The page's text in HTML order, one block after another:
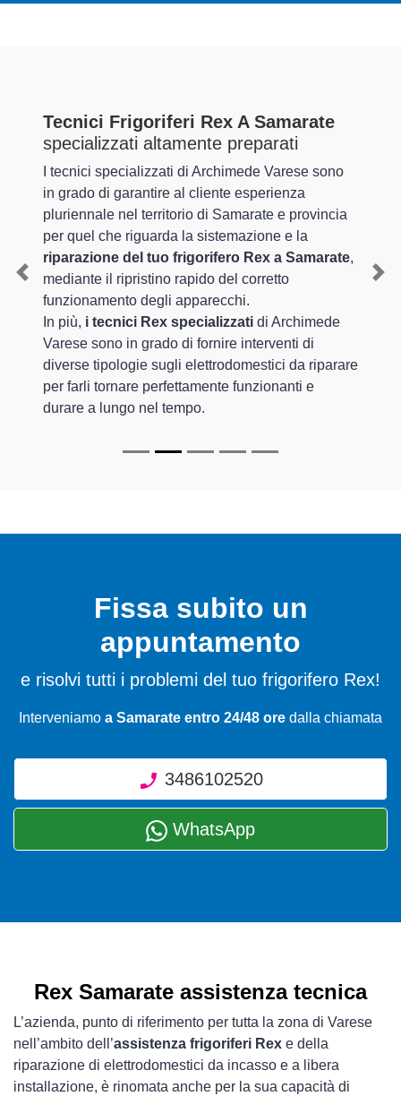
Tecnici Frigoriferi Rex A Samarate
specializzati altamente preparati
I tecnici specializzati di Archimede Varese sono
in grado di garantire al cliente esperienza
pluriennale nel territorio di Samarate e provincia
per quel che riguarda la sistemazione e la
riparazione del tuo frigorifero Rex a Samarate,
mediante il ripristino rapido del corretto
funzionamento degli apparecchi.
In più, i tecnici Rex specializzati di Archimede
Varese sono in grado di fornire interventi di
diverse tipologie sugli elettrodomestici da riparare
per farli tornare perfettamente funzionanti e
durare a lungo nel tempo.
Previous
Fissa subito un
appuntamento
e risolvi tutti i problemi del tuo frigorifero Rex!
Interveniamo a Samarate entro 24/48 ore dalla chiamata
3486102520
WhatsApp
Rex Samarate assistenza tecnica
L’azienda, punto di riferimento per tutta la zona di Varese
nell’ambito dell’assistenza frigoriferi Rex e della
riparazione di elettrodomestici da incasso e a libera
installazione, è rinomata anche per la sua capacità di